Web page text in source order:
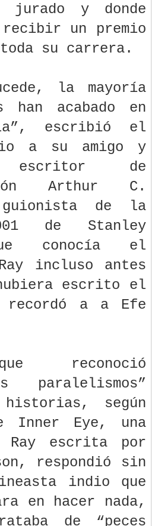
jurado y donde
recibir un premio
su carrera.
la mayoría
han acabado en
escribió el
a su amigo y
escritor de
Arthur C.
de la
de Stanley
conocía el
incluso antes
escrito el
recordó a a Efe
reconoció
paralelismos”
historias, según
Inner Eye, una
Ray escrita por
respondió sin
indio que
en hacer nada,
de “peces